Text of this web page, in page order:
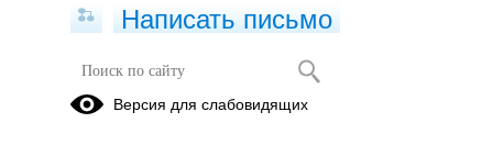
Контакты
Написать письмо
Версия для слабовидящих